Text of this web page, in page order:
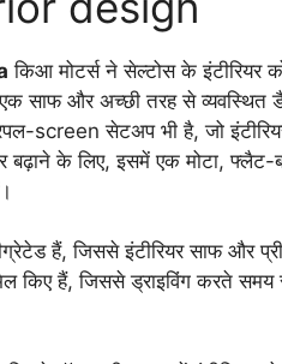
किआ मोटर्स ने सेल्टोस के इंटीरियर
साफ और अच्छी तरह से व्यवस्थित
screen सेटअप भी है, जो
के लिए, इसमें एक मोटा, फ्लैट-
हैं, जिससे इंटीरियर साफ और
किए हैं, जिससे ड्राइविंग करते